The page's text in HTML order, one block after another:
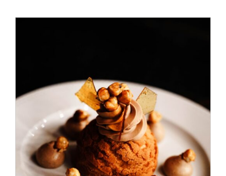
ADD TO CART / DÉTAILS